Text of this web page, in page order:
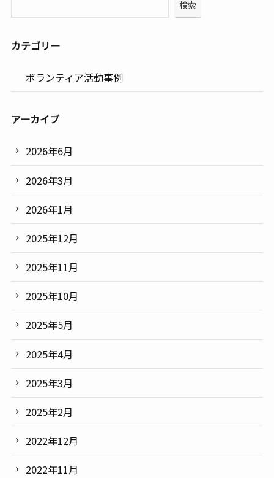
検索
カテゴリー
ボランティア活動事例
アーカイブ
2026年6月
2026年3月
2026年1月
2025年12月
2025年11月
2025年10月
2025年5月
2025年4月
2025年3月
2025年2月
2022年12月
2022年11月